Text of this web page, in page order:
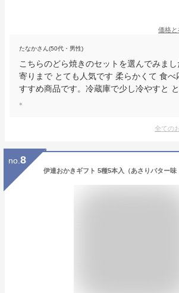
価格と
たなかさん(50代・男性)
こちらのどら焼きのセットを選んでみま
寄りまで とても人気です 柔らかくて 食べ
すすめ商品です。冷蔵庫で少し冷やすと
。
全ての
no. 8